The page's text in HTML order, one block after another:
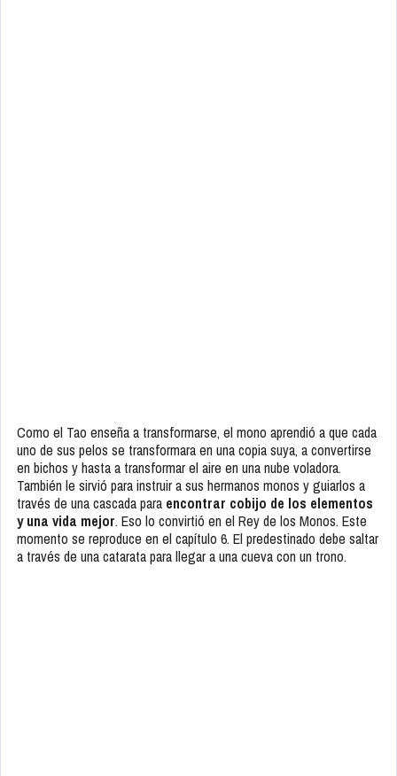
Como el Tao enseña a transformarse, el mono aprendió a que cada
uno de sus pelos se transformara en una copia suya, a convertirse
en bichos y hasta a transformar el aire en una nube voladora.
También le sirvió para instruir a sus hermanos monos y guiarlos a
través de una cascada para encontrar cobijo de los elementos
y una vida mejor. Eso lo convirtió en el Rey de los Monos. Este
momento se reproduce en el capítulo 6. El predestinado debe saltar
a través de una catarata para llegar a una cueva con un trono.